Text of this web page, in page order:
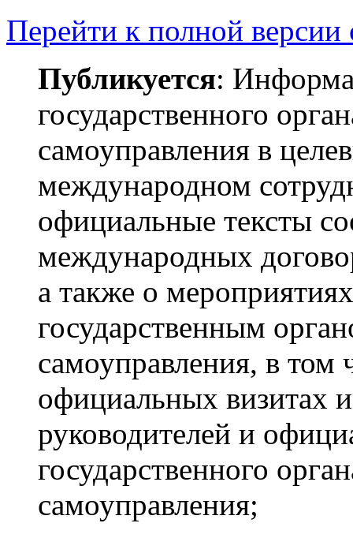
Перейти к полной версии
Публикуется:
государственного
самоуправления в
международном
официальные тексты
международных
а также о
государственным
самоуправления, в том
официальных визитах
руководителей и
государственного
самоуправления;